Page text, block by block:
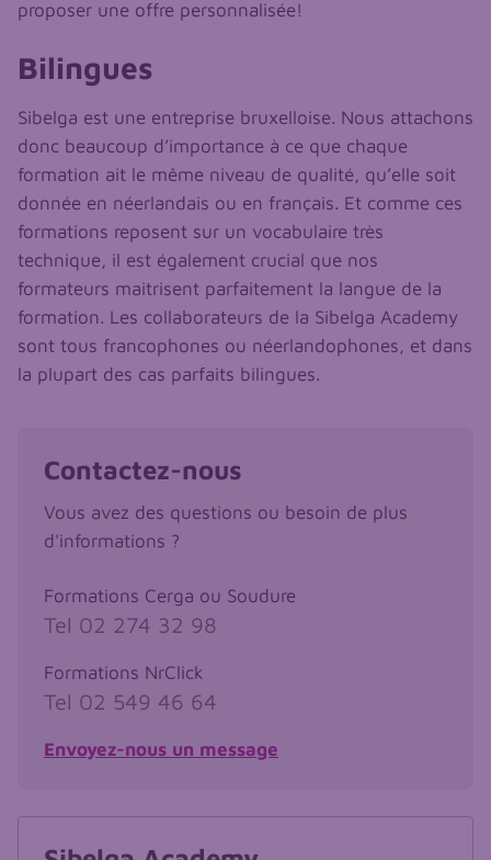
proposer une offre personnalisée!
Bilingues
Sibelga est une entreprise bruxelloise. Nous attachons
donc beaucoup d’importance à ce que chaque
formation ait le même niveau de qualité, qu’elle soit
donnée en néerlandais ou en français. Et comme ces
formations reposent sur un vocabulaire très
technique, il est également crucial que nos
formateurs maitrisent parfaitement la langue de la
formation. Les collaborateurs de la Sibelga Academy
sont tous francophones ou néerlandophones, et dans
la plupart des cas parfaits bilingues.
Contactez-nous
Vous avez des questions ou besoin de plus
d'informations ?
Formations Cerga ou Soudure
Tel 02 274 32 98
Formations NrClick
Tel 02 549 46 64
E-mail
Envoyez-nous un message